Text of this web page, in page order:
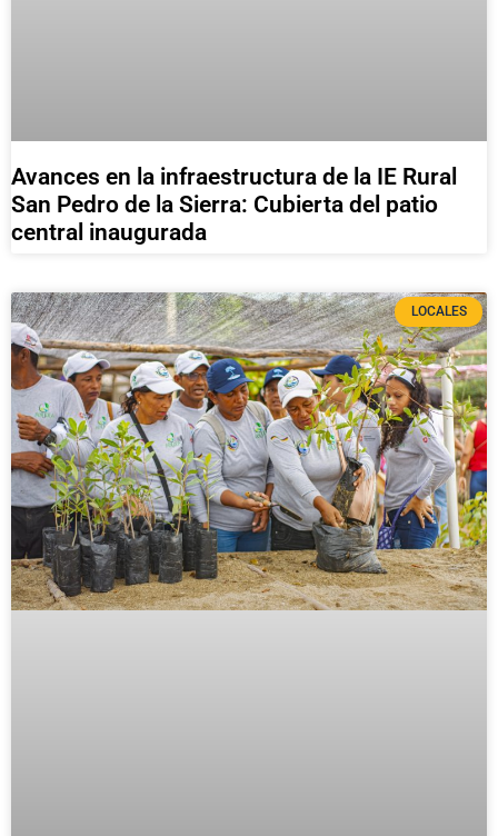
Avances en la infraestructura de la IE Rural
San Pedro de la Sierra: Cubierta del patio
central inaugurada
LOCALES